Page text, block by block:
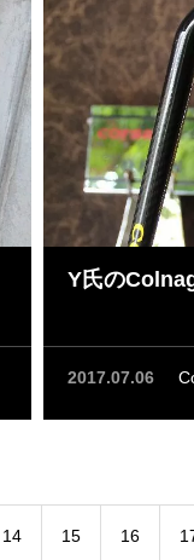
Y氏の
2017.07.06
14 15 16